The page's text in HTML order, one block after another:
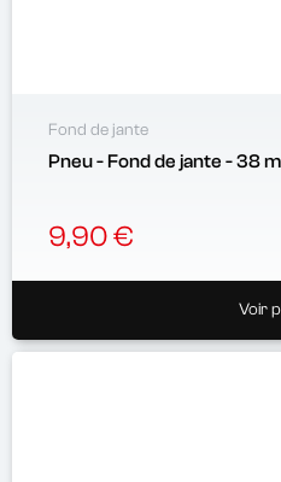
Fond de jante
Pneu - Fond
9,90 €
Voir